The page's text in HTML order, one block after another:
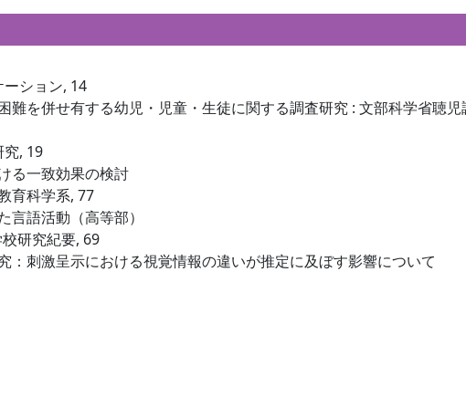
ション, 14
難を併せ有する幼児・児童・生徒に関する調査研究 : 文部科学省聴
究, 19
る一致効果の検討
育科学系, 77
語活動（高等部）
研究紀要, 69
刺激呈示における視覚情報の違いが推定に及ぼす影響について